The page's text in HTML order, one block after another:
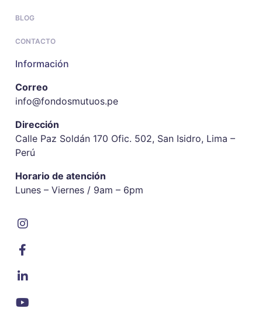
BLOG
CONTACTO
Información
Correo
info@fondosmutuos.pe
Dirección
Calle Paz Soldán 170 Ofic. 502, San Isidro, Lima –
Perú
Horario de atención
Lunes – Viernes / 9am – 6pm